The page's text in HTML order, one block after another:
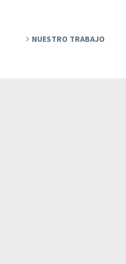
NUESTRO TRABAJO